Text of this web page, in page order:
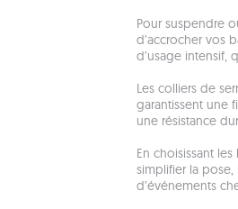
Pour suspendre
d’accrocher vos
d’usage intensif,
Les colliers de
garantissent une
une résistance
En choisissant
simplifier la pose,
d’événements